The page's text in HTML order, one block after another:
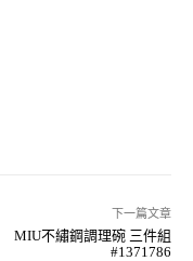
下一篇文章
MIU不繡鋼調理碗 三件組
#1371786